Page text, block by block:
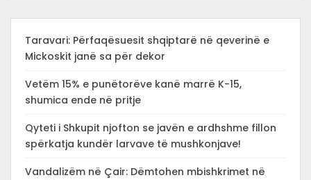
Taravari: Përfaqësuesit shqiptarë në qeverinë e
Mickoskit janë sa për dekor
Vetëm 15% e punëtorëve kanë marrë K-15,
shumica ende në pritje
Qyteti i Shkupit njofton se javën e ardhshme fillon
spërkatja kundër larvave të mushkonjave!
Vandalizëm në Çair: Dëmtohen mbishkrimet në